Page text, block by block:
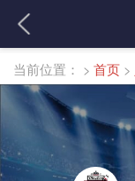
当前位置： > 首页 >